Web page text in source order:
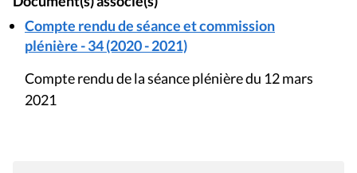
Compte rendu de séance et commission
plénière - 34 (2020 - 2021)
Compte rendu de la séance plénière du 12 mars
2021